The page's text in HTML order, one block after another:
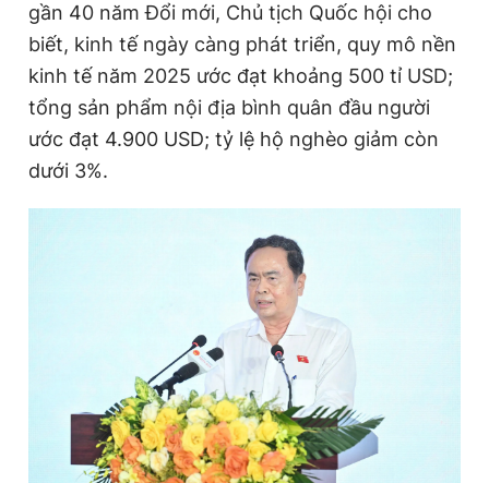
gần 40 năm Đổi mới, Chủ tịch Quốc hội cho
biết, kinh tế ngày càng phát triển, quy mô nền
kinh tế năm 2025 ước đạt khoảng 500 tỉ USD;
tổng sản phẩm nội địa bình quân đầu người
ước đạt 4.900 USD; tỷ lệ hộ nghèo giảm còn
dưới 3%.